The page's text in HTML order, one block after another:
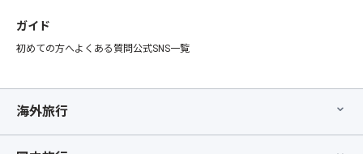
ガイド
初めての方へよくある質問公式SNS一覧
海外旅行